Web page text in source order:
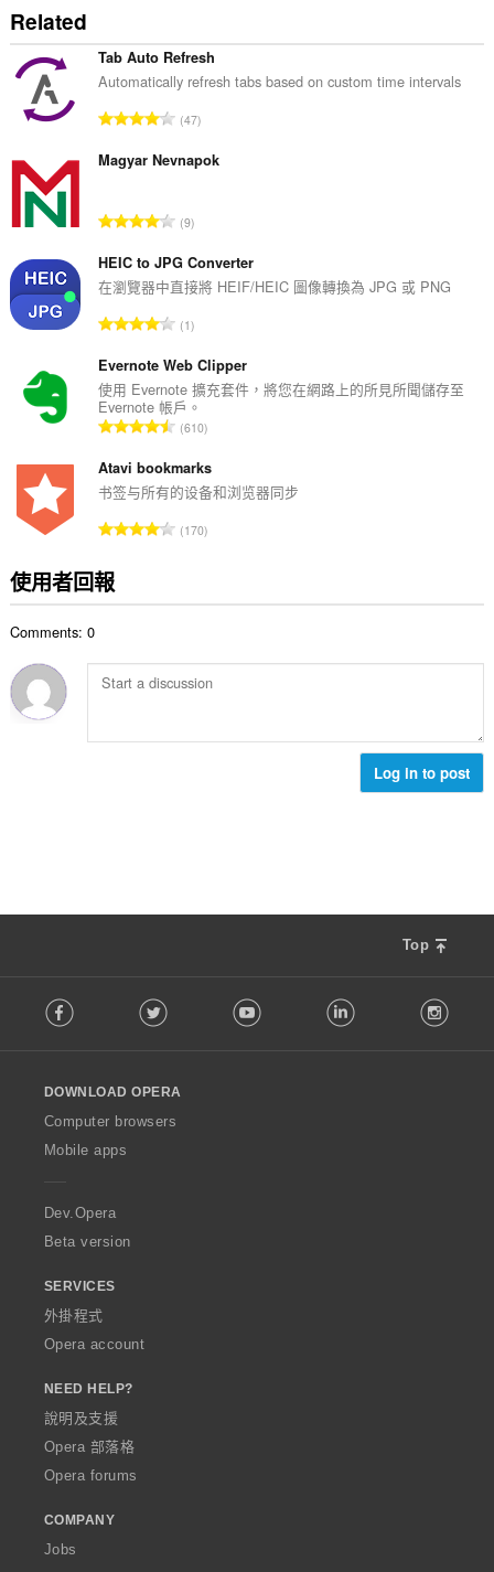
Related
Tab Auto Refresh
Automatically refresh tabs based on custom time intervals
評
的
數
47
Magyar Nevnapok
評
的
總
數
9
HEIC to JPG Converter
在瀏覽器中直接將 HEIF/HEIC 圖像轉換為 JPG 或 PNG
評
的
總
次
數
1
Evernote Web Clipper
使用 Evernote 擴充套件，將您在網路上的所見所聞儲存至
Evernote 帳戶。
評
的
總
數
610
Atavi bookmarks
书签与所有的设备和浏览器同步
評
:
170
使用者回報
Comments: 0
Log in to post
Top
o
w
O
p
a
Facebook Twitter Youtube LinkedIn
DOWNLOAD OPERA
Computer browsers
Mobile apps
Dev.Opera
Beta version
SERVICES
外掛程式
Opera account
NEED HELP?
說明及支援
Opera 部落格
Opera forums
COMPANY
Jobs